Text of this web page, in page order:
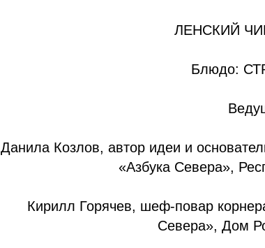
ЛЕНСКИЙ
Блюдо:
Данила Козлов, автор идеи и
«Азбука Севера»,
Кирилл Горячев, шеф-повар
Севера», Дом